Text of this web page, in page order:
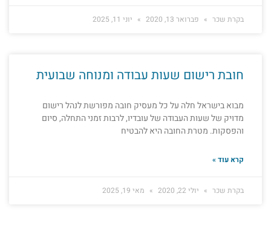
בקרת שכר פברואר 13, 2020 יוני 11, 2025
חובת רישום שעות עבודה ומנוחה שבועית
מבוא בישראל חלה על כל מעסיק חובה מפורשת לנהל רישום
מדויק של שעות העבודה של עובדיו, לרבות זמני התחלה, סיום
והפסקות. מטרת החובה היא להבטיח
קרא עוד »
בקרת שכר יולי 22, 2020 מאי 19, 2025